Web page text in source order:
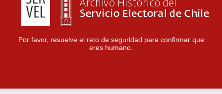
Por favor, resuelve el reto de seguridad para confirmar que
eres humano.